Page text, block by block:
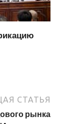
СТАТЬЯ
рынка